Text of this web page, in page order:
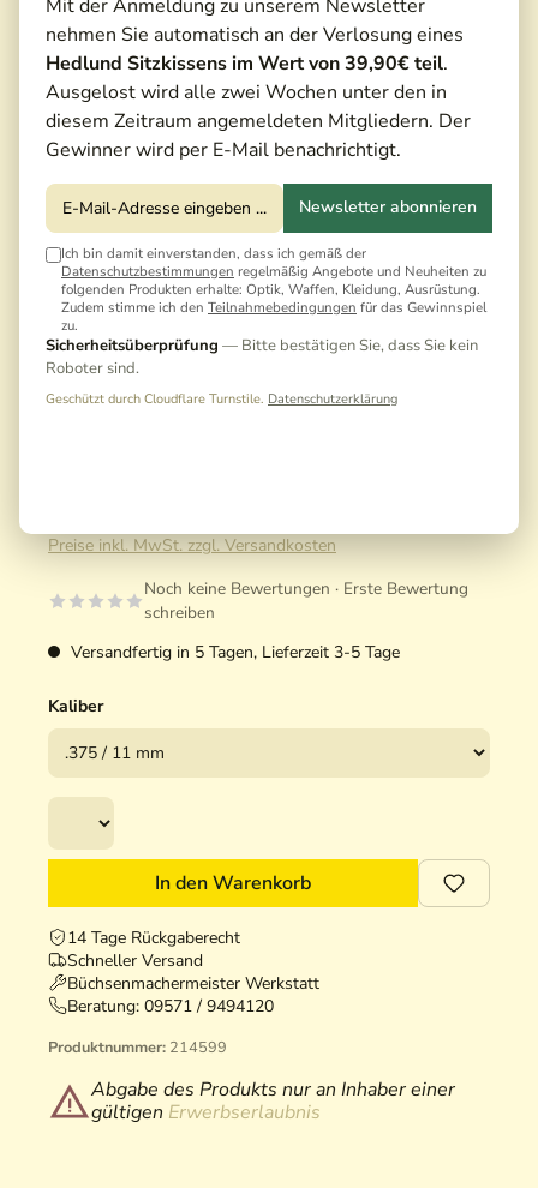
Mit der Anmeldung zu unserem Newsletter
nehmen Sie automatisch an der Verlosung eines
Hedlund Sitzkissens im Wert von 39,90€ teil.
Ausgelost wird alle zwei Wochen unter den in
diesem Zeitraum angemeldeten Mitgliedern. Der
Gewinner wird per E-Mail benachrichtigt.
Newsletter abonnieren
Ich bin damit einverstanden, dass ich gemäß der
Datenschutzbestimmungen regelmäßig Angebote und Neuheiten zu
folgenden Produkten erhalte: Optik, Waffen, Kleidung, Ausrüstung.
Zudem stimme ich den Teilnahmebedingungen für das Gewinnspiel
zu.
Sicherheitsüberprüfung — Bitte bestätigen Sie, dass Sie kein
Roboter sind.
Geschützt durch Cloudflare Turnstile. Datenschutzerklärung
Preise inkl. MwSt. zzgl. Versandkosten
Noch keine Bewertungen · Erste Bewertung
schreiben
Versandfertig in 5 Tagen, Lieferzeit 3-5 Tage
Kaliber
In den Warenkorb
14 Tage Rückgaberecht
Schneller Versand
Büchsenmachermeister Werkstatt
Beratung: 09571 / 9494120
Produktnummer: 214599
Abgabe des Produkts nur an Inhaber einer
gültigen Erwerbserlaubnis